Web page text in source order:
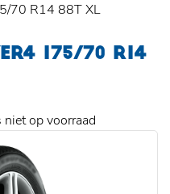
70 R14 88T XL
175/70 R14
op voorraad